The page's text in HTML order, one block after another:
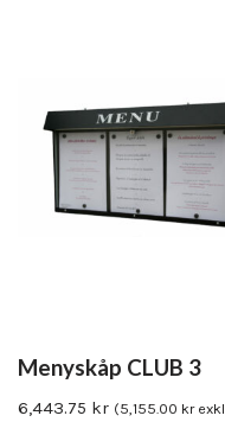
Menyskåp CLUB 3
6,443.75 kr (5,155.00 krexkl.